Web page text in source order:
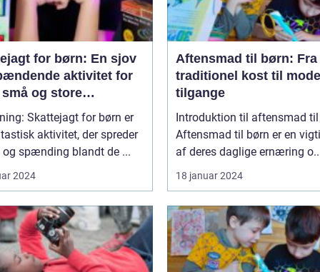
for børn: En sjov
aktivitet for
og store
Skattejagt for børn er
aktivitet, der spreder
spænding blandt de ...
2024
Aftensmad til børn: Fra
traditionel kost til
tilgange
Introduktion til aftensmad
Aftensmad til børn er en
af deres daglige ernæring
18 januar 2024